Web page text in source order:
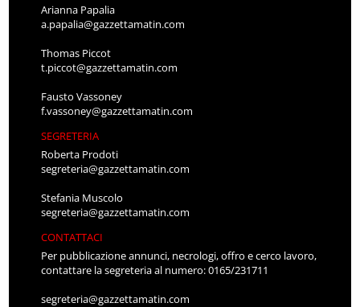
Arianna Papalia
a.papalia@gazzettamatin.com
Thomas Piccot
t.piccot@gazzettamatin.com
Fausto Vassoney
f.vassoney@gazzettamatin.com
SEGRETERIA
Roberta Prodoti
segreteria@gazzettamatin.com
Stefania Muscolo
segreteria@gazzettamatin.com
CONTATTACI
Per pubblicazione annunci, necrologi, offro e cerco lavoro,
contattare la segreteria al numero: 0165/231711
segreteria@gazzettamatin.com